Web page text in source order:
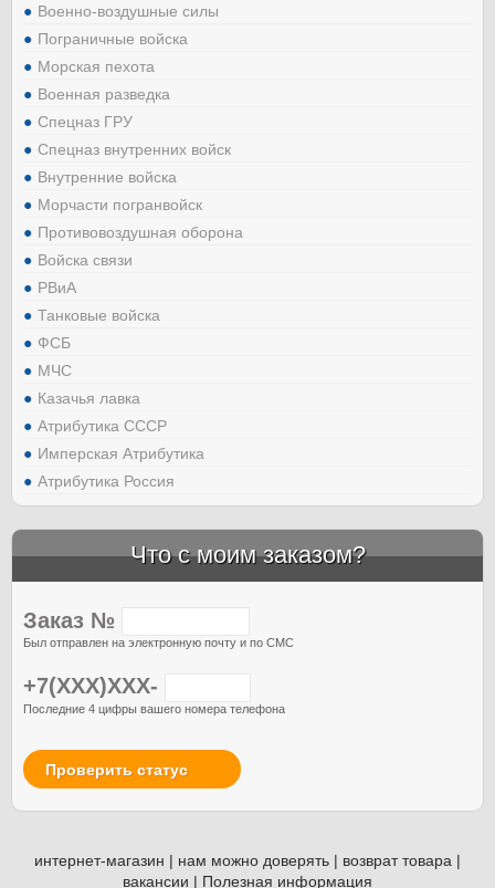
Военно-воздушные силы
Пограничные войска
Морская пехота
Военная разведка
Спецназ ГРУ
Спецназ внутренних войск
Внутренние войска
Морчасти погранвойск
Противовоздушная оборона
Войска связи
РВиА
Танковые войска
ФСБ
МЧС
Казачья лавка
Атрибутика СССР
Имперская Атрибутика
Атрибутика Россия
Что с моим заказом?
Заказ №
Был отправлен на электронную почту и по СМС
+7(XXX)XXX-
Последние 4 цифры вашего номера телефона
Проверить статус
интернет-магазин | нам можно доверять | возврат товара |
вакансии | Полезная информация